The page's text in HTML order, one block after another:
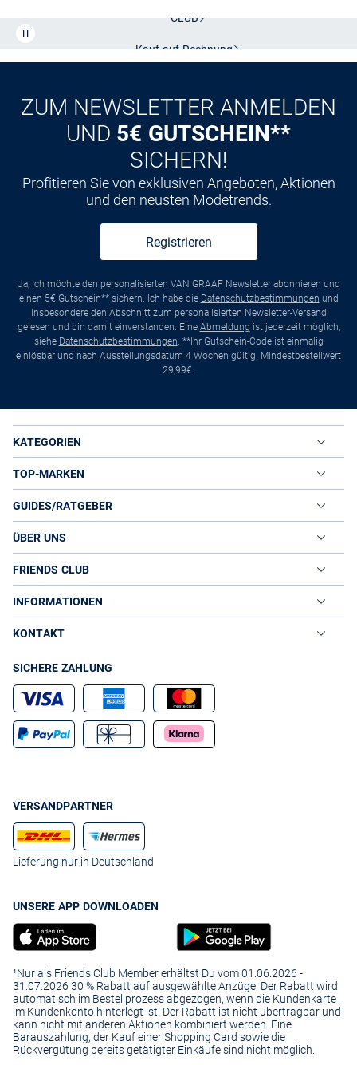
CLUB
ZUM NEWSLETTER ANMELDEN
UND 5€ GUTSCHEIN**
SICHERN!
Profitieren Sie von exklusiven Angeboten, Aktionen
und den neusten Modetrends.
Registrieren
Ja, ich möchte den personalisierten VAN GRAAF Newsletter abonnieren und
einen 5€ Gutschein** sichern. Ich habe die Datenschutzbestimmungen und
insbesondere den Abschnitt zum personalisierten Newsletter-Versand
gelesen und bin damit einverstanden. Eine Abmeldung ist jederzeit möglich,
siehe Datenschutzbestimmungen. **Ihr Gutschein-Code ist einmalig
einlösbar und nach Ausstellungsdatum 4 Wochen gültig. Mindestbestellwert
29,99€.
KATEGORIEN
TOP-MARKEN
GUIDES/RATGEBER
ÜBER UNS
FRIENDS CLUB
INFORMATIONEN
KONTAKT
SICHERE ZAHLUNG
VERSANDPARTNER
Lieferung nur in Deutschland
UNSERE APP DOWNLOADEN
¹Nur als Friends Club Member erhältst Du vom 01.06.2026 -
31.07.2026 30 % Rabatt auf ausgewählte Anzüge. Der Rabatt wird
automatisch im Bestellprozess abgezogen, wenn die Kundenkarte
im Kundenkonto hinterlegt ist. Der Rabatt ist nicht übertragbar und
kann nicht mit anderen Aktionen kombiniert werden. Eine
Barauszahlung, der Kauf einer Shopping Card sowie die
Rückvergütung bereits getätigter Einkäufe sind nicht möglich.